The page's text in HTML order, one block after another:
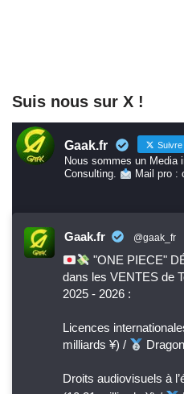
Suis nous sur X !
Gaak.fr Suivre
Nous sommes un Media
Consulting.
Mail pro :
Gaak.fr @gaak_fr
"ONE PIECE"
dans les VENTES de
2025 - 2026 :
Licences
milliards ¥) /
Droits audiovisuels à